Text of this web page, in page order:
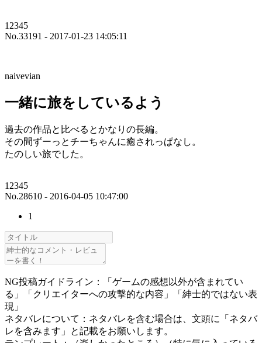
12345
No.33191 - 2017-01-23 14:05:11
naivevian
一緒に旅をしているよう
過去の作品と比べるとかなりの長編。
その間ずーっとチーちゃんに癒されっぱなし。
たのしい旅でした。
12345
No.28610 - 2016-04-05 10:47:00
1
NG投稿ガイドライン：「ゲームの感想以外が含まれてい
る」「クリエイターへの攻撃的な内容」「紳士的ではない表
現」
ネタバレについて：ネタバレを含む場合は、文頭に「ネタバ
レを含みます」と記載をお願いします。